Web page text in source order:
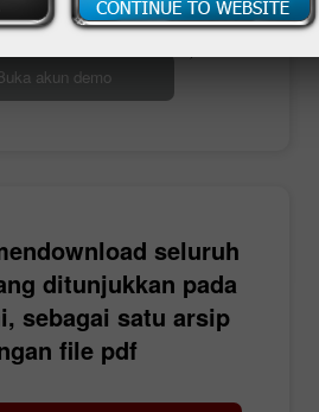
seluruh
ditunjukkan pada
sebagai satu arsip
file pdf